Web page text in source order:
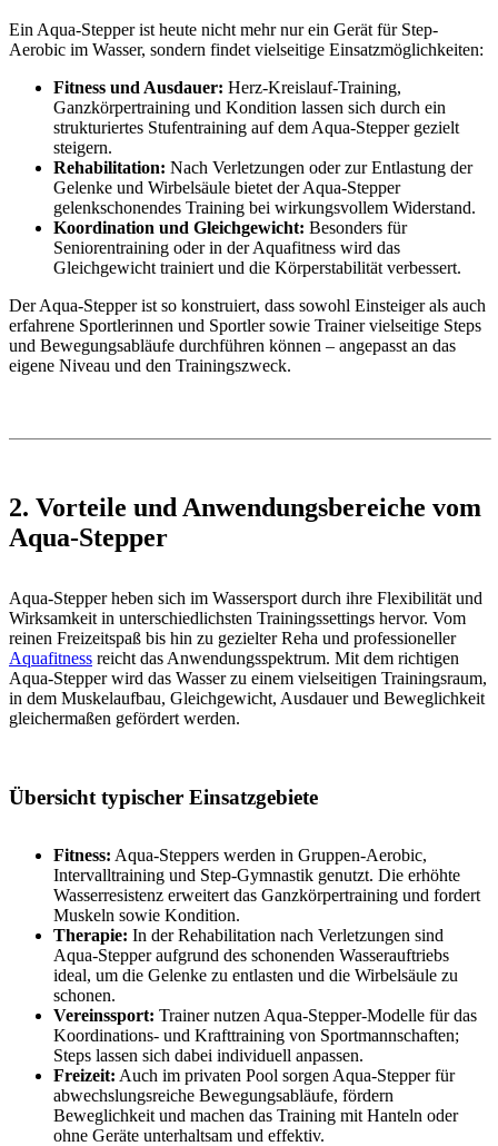
Ein Aqua-Stepper ist heute nicht mehr nur ein Gerät für Step-
Aerobic im Wasser, sondern findet vielseitige Einsatzmöglichkeiten:
Fitness und Ausdauer: Herz-Kreislauf-Training,
Ganzkörpertraining und Kondition lassen sich durch ein
strukturiertes Stufentraining auf dem Aqua-Stepper gezielt
steigern.
Rehabilitation: Nach Verletzungen oder zur Entlastung der
Gelenke und Wirbelsäule bietet der Aqua-Stepper
gelenkschonendes Training bei wirkungsvollem Widerstand.
Koordination und Gleichgewicht: Besonders für
Seniorentraining oder in der Aquafitness wird das
Gleichgewicht trainiert und die Körperstabilität verbessert.
Der Aqua-Stepper ist so konstruiert, dass sowohl Einsteiger als auch
erfahrene Sportlerinnen und Sportler sowie Trainer vielseitige Steps
und Bewegungsabläufe durchführen können – angepasst an das
eigene Niveau und den Trainingszweck.
2. Vorteile und Anwendungsbereiche vom
Aqua-Stepper
Aqua-Stepper heben sich im Wassersport durch ihre Flexibilität und
Wirksamkeit in unterschiedlichsten Trainingssettings hervor. Vom
reinen Freizeitspaß bis hin zu gezielter Reha und professioneller
Aquafitness reicht das Anwendungsspektrum. Mit dem richtigen
Aqua-Stepper wird das Wasser zu einem vielseitigen Trainingsraum,
in dem Muskelaufbau, Gleichgewicht, Ausdauer und Beweglichkeit
gleichermaßen gefördert werden.
Übersicht typischer Einsatzgebiete
Fitness: Aqua-Steppers werden in Gruppen-Aerobic,
Intervalltraining und Step-Gymnastik genutzt. Die erhöhte
Wasserresistenz erweitert das Ganzkörpertraining und fordert
Muskeln sowie Kondition.
Therapie: In der Rehabilitation nach Verletzungen sind
Aqua-Stepper aufgrund des schonenden Wasserauftriebs
ideal, um die Gelenke zu entlasten und die Wirbelsäule zu
schonen.
Vereinssport: Trainer nutzen Aqua-Stepper-Modelle für das
Koordinations- und Krafttraining von Sportmannschaften;
Steps lassen sich dabei individuell anpassen.
Freizeit: Auch im privaten Pool sorgen Aqua-Stepper für
abwechslungsreiche Bewegungsabläufe, fördern
Beweglichkeit und machen das Training mit Hanteln oder
ohne Geräte unterhaltsam und effektiv.